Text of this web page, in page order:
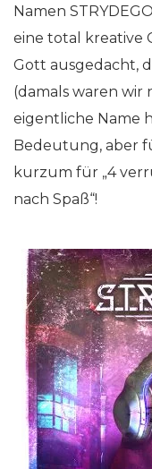
Namen
eine total kreative
Gott ausgedacht,
(damals waren wir
eigentliche Name
Bedeutung, aber
kurzum für „4
nach Spaß“!